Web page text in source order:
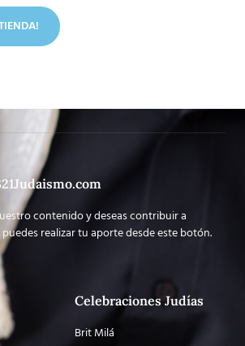
contenido y deseas contribuir a
realizar tu aporte desde este botón.
Celebraciones Judías
Brit Milá